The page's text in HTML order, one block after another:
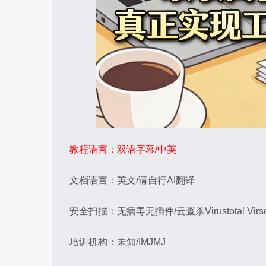
教程语言：双语字幕/中英
文档语言：英文/请自行AI翻译
安全扫描：无病毒无插件/云查杀Virustotal
培训机构：未知/IMJMJ